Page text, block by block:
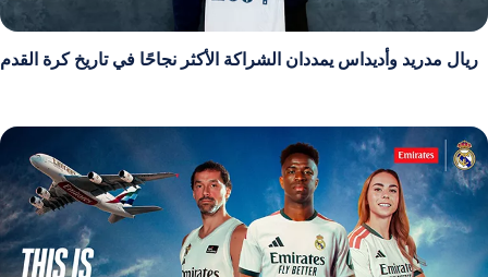
ريال مدريد وأديداس يمددان الشراكة الأكثر نجاحًا في تاريخ كرة القدم